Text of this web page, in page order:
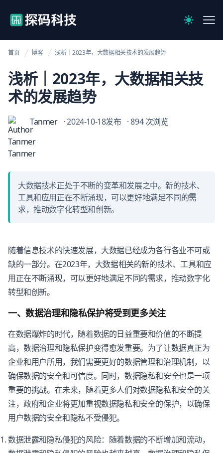
【官网】探码科技
Switch
首页 博客 浅析｜2023年，大数据相关技术的发展趋势
浅析｜2023年，大数据相关技
术的发展趋势
Tanmer · 2024-10-18发布 · 894 次浏览
大数据技术正处于不断的变革和发展之中。新的技术、
工具和应用正在不断涌现，可以更好地满足不同的需
求，推动数字化转型和创新。
随着信息技术的快速发展，大数据已经成为各行各业不可或
缺的一部分。在2023年，大数据相关的新的技术、工具和应
用正在不断涌现，可以更好地满足不同的需求，推动数字化
转型和创新。
一、数据治理和隐私保护将受到更多关注
在数据爆炸的时代，随着数据的日益重要和价值的不断提
高，数据治理和隐私保护变得愈发重要。为了让数据真正为
企业和用户所用，我们需要更好的数据管理和治理机制，以
确保数据的安全和可信度。同时，数据隐私和安全也是一项
重要的挑战。在未来，随着更多人们对数据隐私和安全的关
注，政府和企业将更加重视数据隐私和安全的保护，以确保
用户数据的安全和隐私不受侵犯。
数据泄露和隐私侵犯的风险：随着数据的不断增加和流动，